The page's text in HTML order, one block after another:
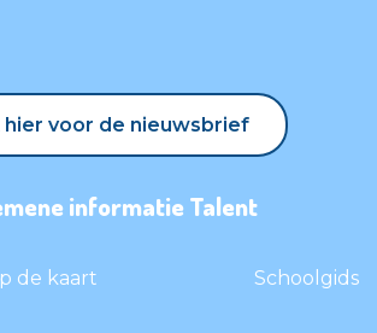
hier voor de nieuwsbrief
hier voor de nieuwsbrief
informatie Talent
de kaart Schoolgids